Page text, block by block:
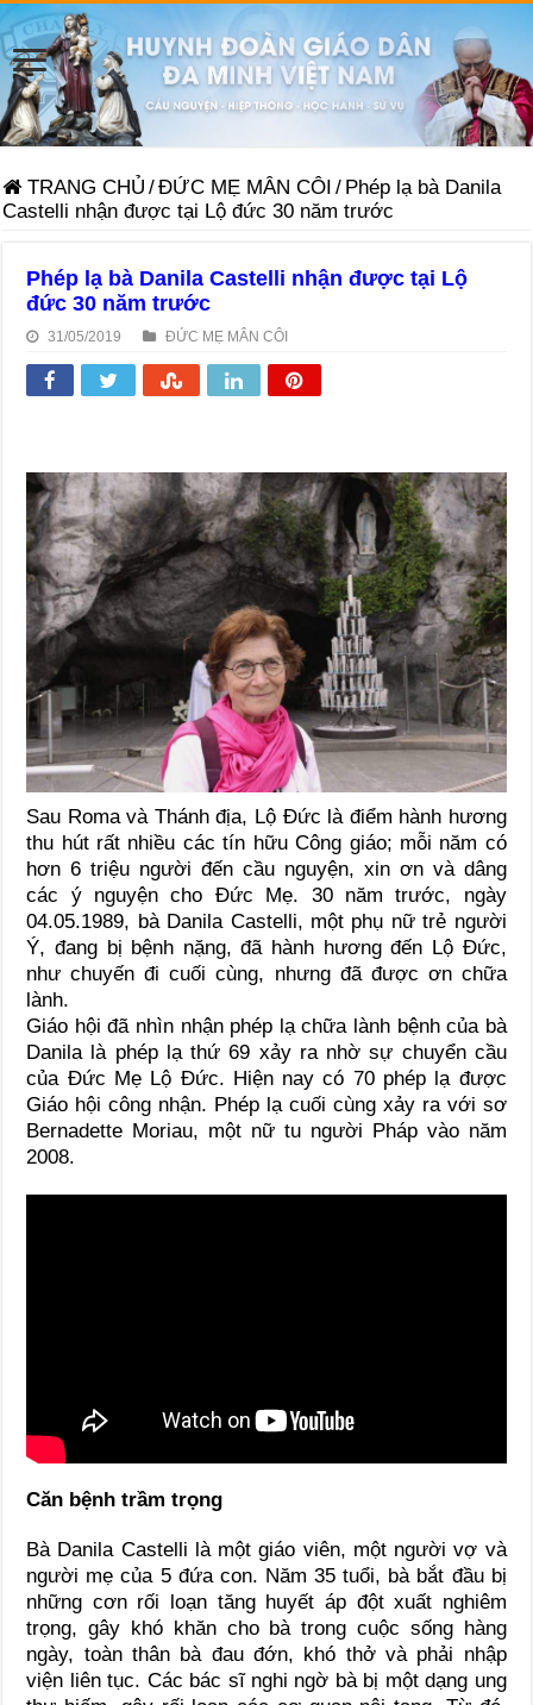
TRANG CHỦ /ĐỨC MẸ MÂN CÔI / Phép lạ bà Danila
Castelli nhận được tại Lộ đức 30 năm trước
Phép lạ bà Danila Castelli nhận được tại Lộ
đức 30 năm trước
31/05/2019 ĐỨC MẸ MÂN CÔI
Sau Roma và Thánh địa, Lộ Đức là điểm hành hương
thu hút rất nhiều các tín hữu Công giáo; mỗi năm có
hơn 6 triệu người đến cầu nguyện, xin ơn và dâng
các ý nguyện cho Đức Mẹ. 30 năm trước, ngày
04.05.1989, bà Danila Castelli, một phụ nữ trẻ người
Ý, đang bị bệnh nặng, đã hành hương đến Lộ Đức,
như chuyến đi cuối cùng, nhưng đã được ơn chữa
lành.
Giáo hội đã nhìn nhận phép lạ chữa lành bệnh của bà
Danila là phép lạ thứ 69 xảy ra nhờ sự chuyển cầu
của Đức Mẹ Lộ Đức. Hiện nay có 70 phép lạ được
Giáo hội công nhận. Phép lạ cuối cùng xảy ra với sơ
Bernadette Moriau, một nữ tu người Pháp vào năm
2008.
Căn bệnh trầm trọng
Bà Danila Castelli là một giáo viên, một người vợ và
người mẹ của 5 đứa con. Năm 35 tuổi, bà bắt đầu bị
những cơn rối loạn tăng huyết áp đột xuất nghiêm
trọng, gây khó khăn cho bà trong cuộc sống hàng
ngày, toàn thân bà đau đớn, khó thở và phải nhập
viện liên tục. Các bác sĩ nghi ngờ bà bị một dạng ung